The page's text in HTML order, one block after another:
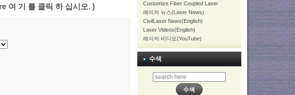
여 기 를 클릭 하 십시오. )
Customize Fiber Coupled Laser
레이저 뉴스(Laser News)
CivilLaser News(English)
Laser Videos(English)
레이저 비디오(YouTube)
수색